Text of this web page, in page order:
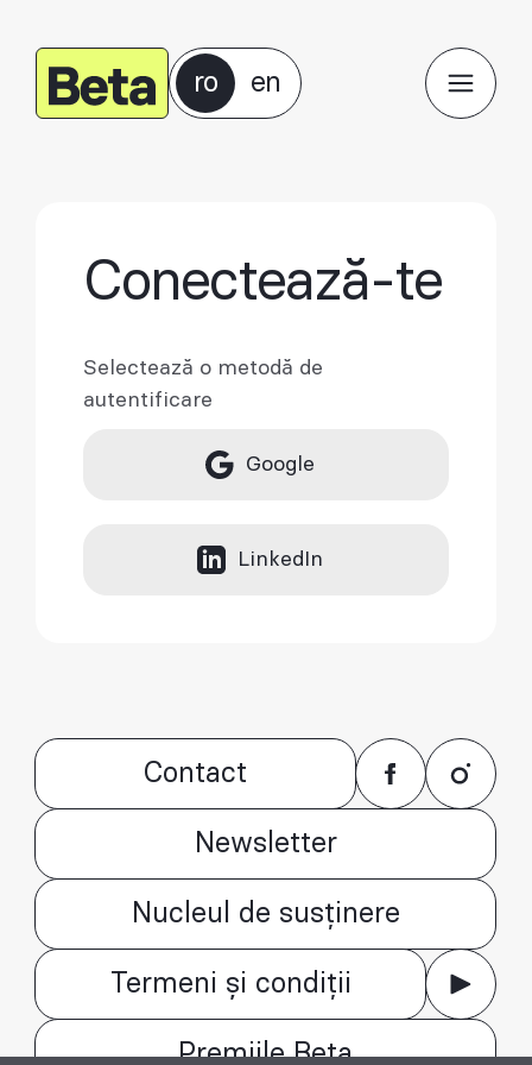
ro en
Conectează-te
Selectează o metodă de
autentificare
Google
LinkedIn
Contact
Newsletter
Nucleul de susținere
Termeni și condiții
Premiile Beta